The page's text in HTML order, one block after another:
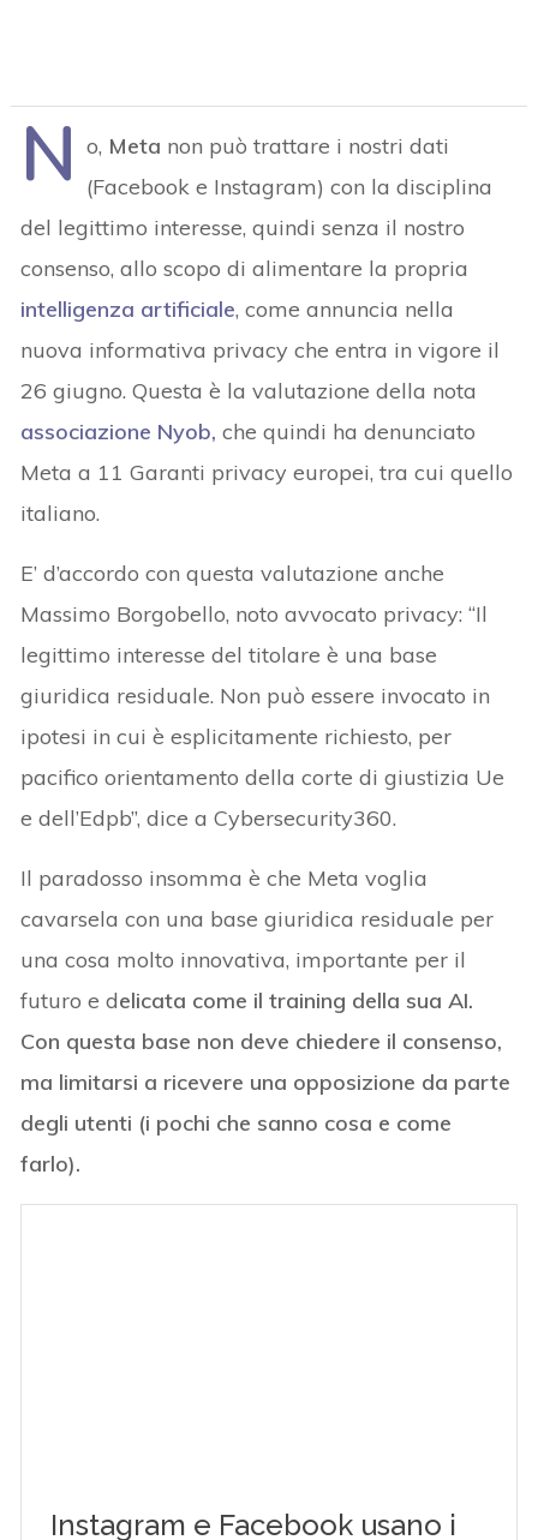
N o, Meta non può trattare i nostri dati
(Facebook e Instagram) con la disciplina
del legittimo interesse, quindi senza il nostro
consenso, allo scopo di alimentare la propria
intelligenza artificiale, come annuncia nella
nuova informativa privacy che entra in vigore il
26 giugno. Questa è la valutazione della nota
associazione Nyob,che quindi ha denunciato
Meta a 11 Garanti privacy europei, tra cui quello
italiano.
E’ d’accordo con questa valutazione anche
Massimo Borgobello, noto avvocato privacy: “Il
legittimo interesse del titolare è una base
giuridica residuale. Non può essere invocato in
ipotesi in cui è esplicitamente richiesto, per
pacifico orientamento della corte di giustizia Ue
e dell’Edpb”, dice a Cybersecurity360.
Il paradosso insomma è che Meta voglia
cavarsela con una base giuridica residuale per
una cosa molto innovativa, importante per il
futuro e delicata come il training della sua AI.
Con questa base non deve chiedere il consenso,
ma limitarsi a ricevere una opposizione da parte
degli utenti (i pochi che sanno cosa e come
farlo).